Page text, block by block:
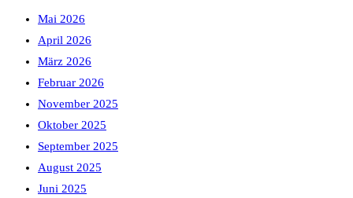
Mai 2026
April 2026
März 2026
Februar 2026
November 2025
Oktober 2025
September 2025
August 2025
Juni 2025